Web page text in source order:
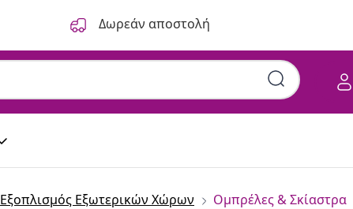
Δωρεάν αποστολή
Εξοπλισμός Εξωτερικών Χώρων Ομπρέλες & Σκίαστρα